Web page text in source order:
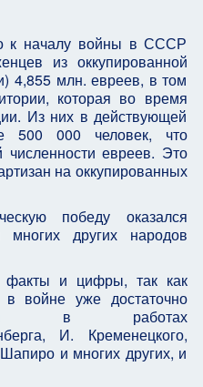
к началу войны в СССР
из оккупированной
4,855 млн. евреев, в том
которая во время
Из них в действующей
500 000 человек, что
численности евреев. Это
на оккупированных
победу оказался
других народов
факты и цифры, так как
войне уже достаточно
в работах
И. Кременецкого,
и многих других, и